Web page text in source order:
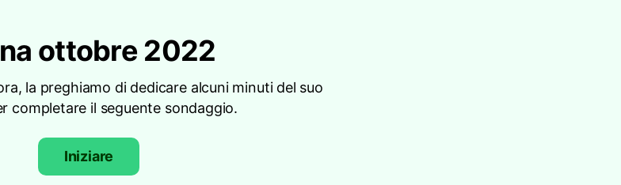
ottobre 2022
la preghiamo di dedicare alcuni minuti del suo
completare il seguente sondaggio.
Iniziare